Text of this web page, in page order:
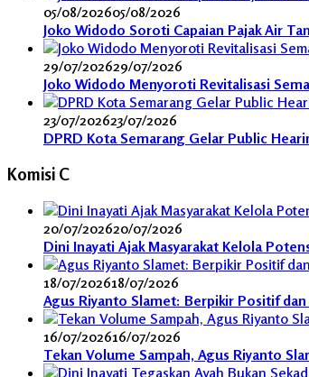
05/08/202605/08/2026
Joko Widodo Soroti Capaian Pajak Air
29/07/202629/07/2026
Joko Widodo Menyoroti Revitalisasi
23/07/202623/07/2026
DPRD Kota Semarang Gelar Public
Komisi C
20/07/202620/07/2026
Dini Inayati Ajak Masyarakat Kelola
18/07/202618/07/2026
Agus Riyanto Slamet: Berpikir Positif dan
16/07/202616/07/2026
Tekan Volume Sampah, Agus Riyanto